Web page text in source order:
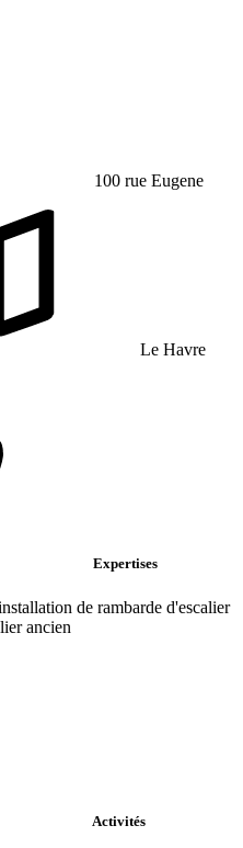
100 rue Eugene
Le Havre
Expertises
de rambarde d'escalier
ancien
Activités